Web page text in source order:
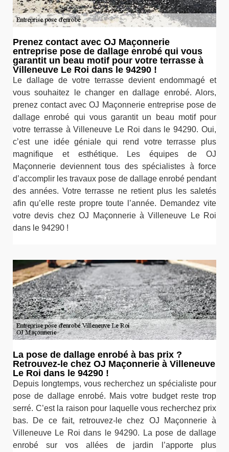
Prenez contact avec OJ Maçonnerie
entreprise pose de dallage enrobé qui vous
garantit un beau motif pour votre terrasse à
Villeneuve Le Roi dans le 94290 !
Le dallage de votre terrasse devient endommagé et
vous souhaitez le changer en dallage enrobé. Alors,
prenez contact avec OJ Maçonnerie entreprise pose de
dallage enrobé qui vous garantit un beau motif pour
votre terrasse à Villeneuve Le Roi dans le 94290. Oui,
c’est une idée géniale qui rend votre terrasse plus
magnifique et esthétique. Les équipes de OJ
Maçonnerie deviennent tous des spécialistes à force
d’accomplir les travaux pose de dallage enrobé pendant
des années. Votre terrasse ne retient plus les saletés
afin qu’elle reste propre toute l’année. Demandez vite
votre devis chez OJ Maçonnerie à Villeneuve Le Roi
dans le 94290 !
La pose de dallage enrobé à bas prix ?
Retrouvez-le chez OJ Maçonnerie à Villeneuve
Le Roi dans le 94290 !
Depuis longtemps, vous recherchez un spécialiste pour
pose de dallage enrobé. Mais votre budget reste trop
serré. C’est la raison pour laquelle vous recherchez prix
bas. De ce fait, retrouvez-le chez OJ Maçonnerie à
Villeneuve Le Roi dans le 94290. La pose de dallage
enrobé sur vos allées de jardin l’apporte plus